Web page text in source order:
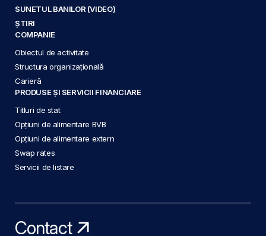
SUNETUL BANILOR (VIDEO)
ȘTIRI
COMPANIE
Obiectul de activitate
Structura organizațională
Carieră
PRODUSE ȘI SERVICII FINANCIARE
Titluri de stat
Opțiuni de alimentare BVB
Opțiuni de alimentare extern
Swap rates
Servicii de listare
Contact